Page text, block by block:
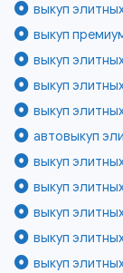
выкуп
выкуп
выкуп
выкуп
выкуп
автовыкуп
выкуп
выкуп
выкуп
выкуп
выкуп